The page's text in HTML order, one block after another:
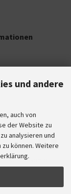
Kundenkonto
und andere
auch von
der Website zu
analysieren und
können. Weitere